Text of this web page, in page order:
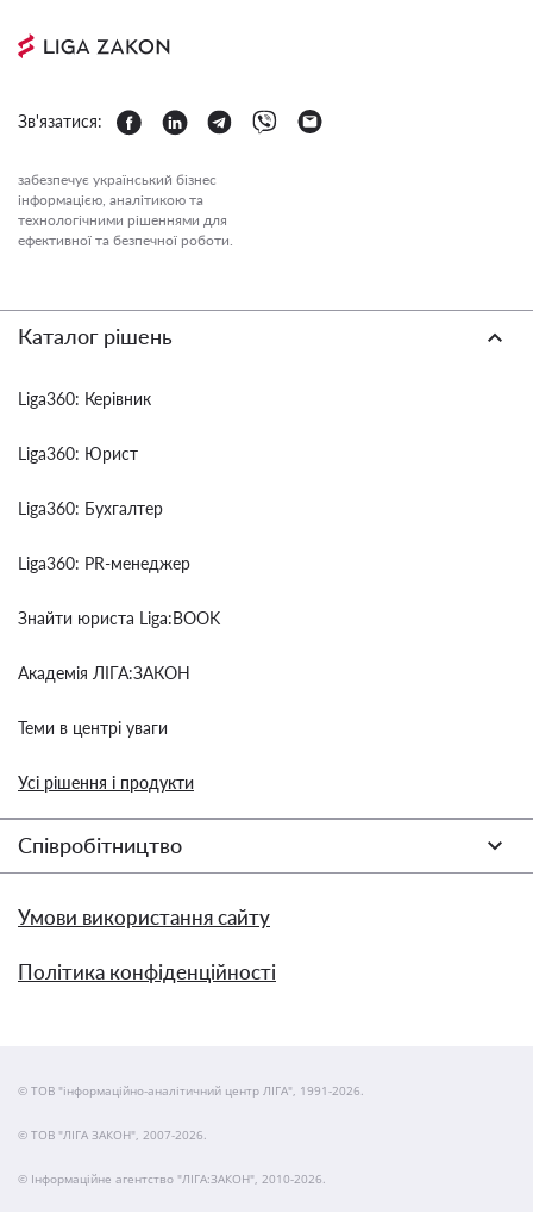
Зв'язатися:
забезпечує український бізнес
інформацією, аналітикою та
технологічними рішеннями для
ефективної та безпечної роботи.
Каталог рішень
Liga360: Керівник
Liga360: Юрист
Liga360: Бухгалтер
Liga360: PR-менеджер
Знайти юриста Liga:BOOK
Академія ЛІГА:ЗАКОН
Теми в центрі уваги
Усі рішення і продукти
Співробітництво
Умови використання сайту
Політика конфіденційності
© ТОВ "інформаційно-аналітичний центр ЛІГА", 1991-2026.
© ТОВ "ЛІГА ЗАКОН", 2007-2026.
© Інформаційне агентство "ЛІГА:ЗАКОН", 2010-2026.